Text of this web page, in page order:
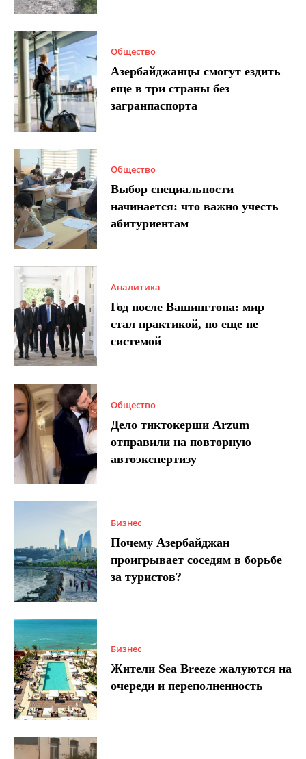
Общество
Азербайджанцы смогут ездить
еще в три страны без
загранпаспорта
Общество
Выбор специальности
начинается: что важно учесть
абитуриентам
Аналитика
Год после Вашингтона: мир
стал практикой, но еще не
системой
Общество
Дело тиктокерши Arzum
отправили на повторную
автоэкспертизу
Бизнес
Почему Азербайджан
проигрывает соседям в борьбе
за туристов?
Бизнес
Жители Sea Breeze жалуются на
очереди и переполненность